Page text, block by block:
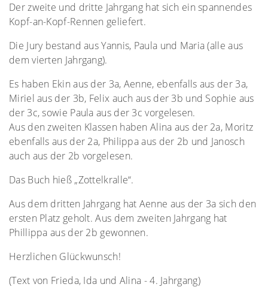
Der zweite und dritte Jahrgang hat sich ein spannendes
Kopf-an-Kopf-Rennen geliefert.
Die Jury bestand aus Yannis, Paula und Maria (alle aus
dem vierten Jahrgang).
Es haben Ekin aus der 3a, Aenne, ebenfalls aus der 3a,
Miriel aus der 3b, Felix auch aus der 3b und Sophie aus
der 3c, sowie Paula aus der 3c vorgelesen.
Aus den zweiten Klassen haben Alina aus der 2a, Moritz
ebenfalls aus der 2a, Philippa aus der 2b und Janosch
auch aus der 2b vorgelesen.
Das Buch hieß „Zottelkralle“.
Aus dem dritten Jahrgang hat Aenne aus der 3a sich den
ersten Platz geholt. Aus dem zweiten Jahrgang hat
Phillippa aus der 2b gewonnen.
Herzlichen Glückwunsch!
(Text von Frieda, Ida und Alina - 4. Jahrgang)